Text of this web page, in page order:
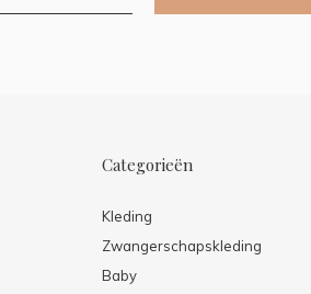
Categorieën
Kleding
Zwangerschapskleding
Baby